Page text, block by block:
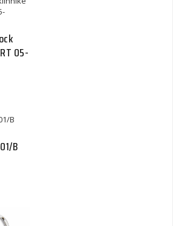
05-
B